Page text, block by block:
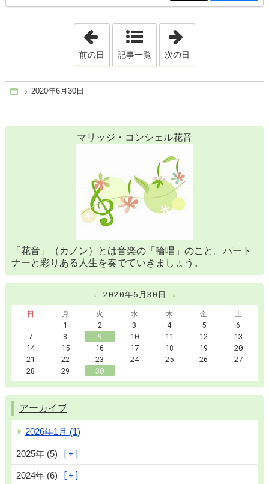
「2020年6月 9日」
前の日 記事一覧 次の日
Home
2020年6月30日
マリッジ・コンシェル花音
「花音」（カノン）とは音楽の「輪唱」のこと。パート
ナーと彩りある人生を奏でていきましょう。
« 2020年6月30日
»
日
月 火 水 木 金
土
1
2 3 4 5
6
7
8 9 10 11 12
13
14
15 16 17 18 19
20
21
22 23 24 25 26
27
28
29 30
アーカイブ
2026年1月 (1)
2025年 (5)
2024年 (6)